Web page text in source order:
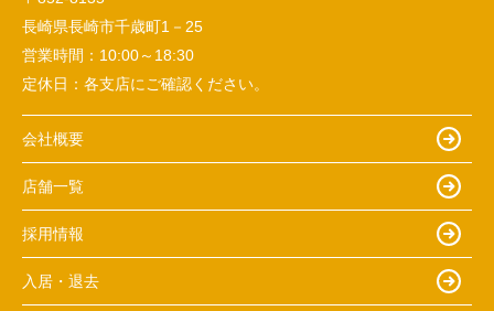
長崎県長崎市千歳町1－25
営業時間： 10:00～18:30
定休日： 各支店にご確認ください。
会社概要
店舗一覧
採用情報
入居・退去